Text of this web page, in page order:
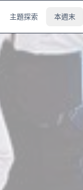
主題探索 本週末